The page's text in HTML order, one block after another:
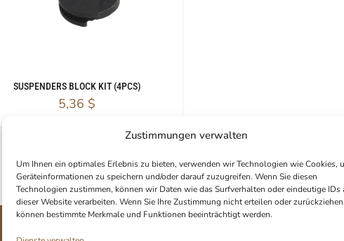
Zustimmungen verwalten
Um Ihnen ein optimales Erlebnis zu bieten, verwenden wir Technologien wie Cookies,
Geräteinformationen zu speichern und/oder darauf zuzugreifen. Wenn Sie diesen
Technologien zustimmen, können wir Daten wie das Surfverhalten oder eindeutige IDs
dieser Website verarbeiten. Wenn Sie Ihre Zustimmung nicht erteilen oder zurückziehen,
können bestimmte Merkmale und Funktionen beeinträchtigt werden.
SUSPENDERS BLOCK KIT (4PCS)
5,36 $